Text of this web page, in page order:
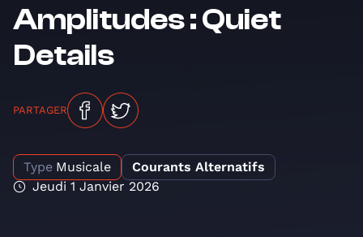
Amplitudes : Quiet
Details
PARTAGER
Type Musicale
Courants Alternatifs
Jeudi 1 Janvier 2026